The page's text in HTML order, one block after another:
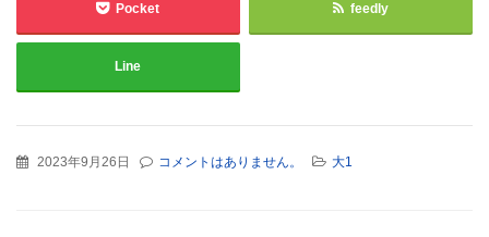
Pocket feedly
Line
2023年9月26日 コメントはありません。 大1